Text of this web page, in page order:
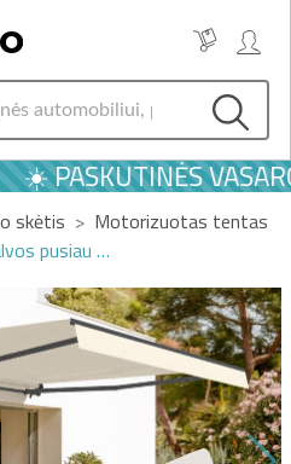
PASKUTINĖS
skėtis
Motorizuotas tentas
pusiau …